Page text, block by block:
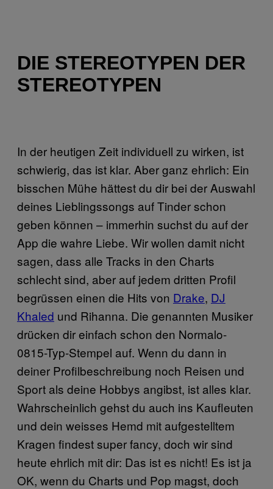
DIE STEREOTYPEN DER
STEREOTYPEN
In der heutigen Zeit individuell zu wirken, ist
schwierig, das ist klar. Aber ganz ehrlich: Ein
bisschen Mühe hättest du dir bei der Auswahl
deines Lieblingssongs auf Tinder schon
geben können – immerhin suchst du auf der
App die wahre Liebe. Wir wollen damit nicht
sagen, dass alle Tracks in den Charts
schlecht sind, aber auf jedem dritten Profil
begrüssen einen die Hits von Drake, DJ
Khaled und Rihanna. Die genannten Musiker
drücken dir einfach schon den Normalo-
0815-Typ-Stempel auf. Wenn du dann in
deiner Profilbeschreibung noch Reisen und
Sport als deine Hobbys angibst, ist alles klar.
Wahrscheinlich gehst du auch ins Kaufleuten
und dein weisses Hemd mit aufgestelltem
Kragen findest super fancy, doch wir sind
heute ehrlich mit dir: Das ist es nicht! Es ist ja
OK, wenn du Charts und Pop magst, doch